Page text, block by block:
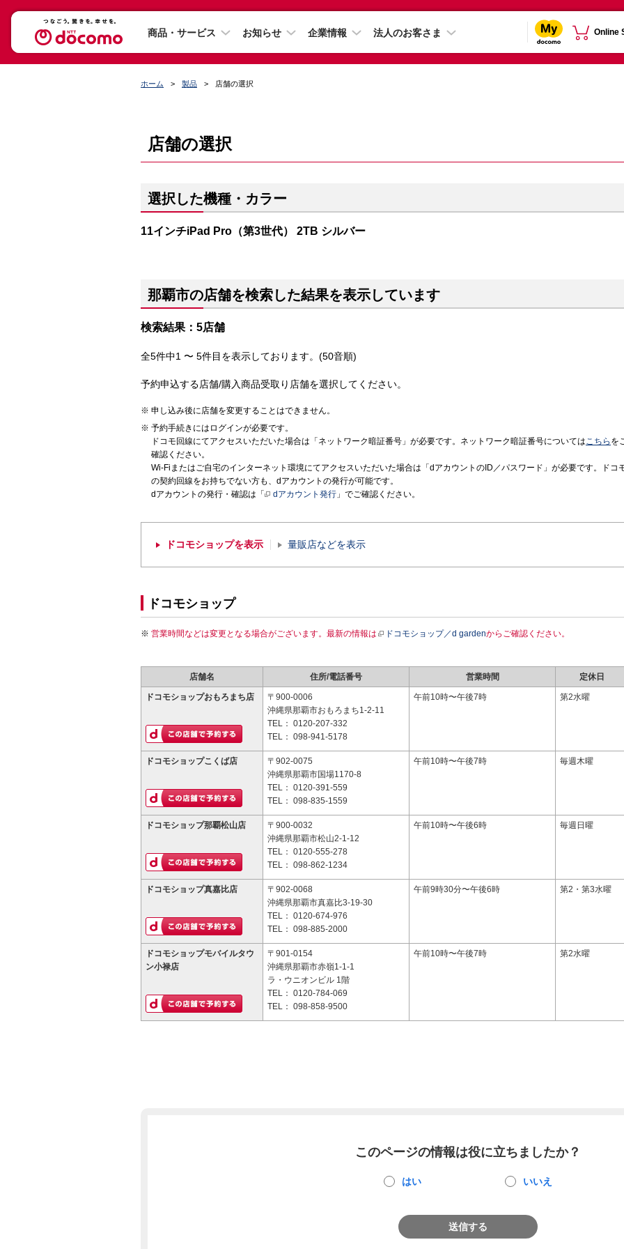
商品・サービス お知らせ 企業情報 法人のお客さま Online
ホーム 製品 店舗の選択
店舗の選択
選択した機種・カラー
11インチiPad Pro（第3世代） 2TB シルバー
那覇市の店舗を検索した結果を表示しています
検索結果：5店舗
全5件中1 〜 5件目を表示しております。(50音順)
予約申込する店舗/購入商品受取り店舗を選択してください。
申し込み後に店舗を変更することはできません。
予約手続きにはログインが必要です。
ドコモ回線にてアクセスいただいた場合は「ネットワーク暗証番号」が必要です。ネットワーク暗証番号についてはこちら を
確認ください。
Wi-Fiまたはご自宅のインターネット環境にてアクセスいただいた場合は「dアカウントのID／パスワード」が必要です。ドコ
の契約回線をお持ちでない方も、dアカウントの発行が可能です。
dアカウントの発行・確認は「
dアカウント発行 」でご確認ください。
ドコモショップを表示 量販店などを表示
ドコモショップ
営業時間などは変更となる場合がございます。最新の情報は ドコモショップ／d gardenからご確認ください。
店舗名 住所/電話番号 営業時間 定休日
ドコモショップおもろまち店
〒900-0006
沖縄県那覇市おもろまち1-2-11
TEL： 0120-207-332
TEL： 098-941-5178
午前10時〜午後7時 第2水曜
ドコモショップこくば店
〒902-0075
沖縄県那覇市国場1170-8
TEL： 0120-391-559
TEL： 098-835-1559
午前10時〜午後7時 毎週木曜
ドコモショップ那覇松山店
〒900-0032
沖縄県那覇市松山2-1-12
TEL： 0120-555-278
TEL： 098-862-1234
午前10時〜午後6時 毎週日曜
ドコモショップ真嘉比店
〒902-0068
沖縄県那覇市真嘉比3-19-30
TEL： 0120-674-976
TEL： 098-885-2000
午前9時30分〜午後6時 第2・第3水曜
ドコモショップモバイルタウ
ン小禄店
〒901-0154
沖縄県那覇市赤嶺1-1-1
ラ・ウニオンビル 1階
TEL： 0120-784-069
TEL： 098-858-9500
午前10時〜午後7時 第2水曜
このページの情報は役に立ちましたか？
はい いいえ
送信する